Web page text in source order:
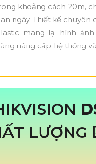
khoảng cách 20m,
ngày. Thiết kế chuyên
mang lại hình
nâng cấp hệ thống
LƯỢNG